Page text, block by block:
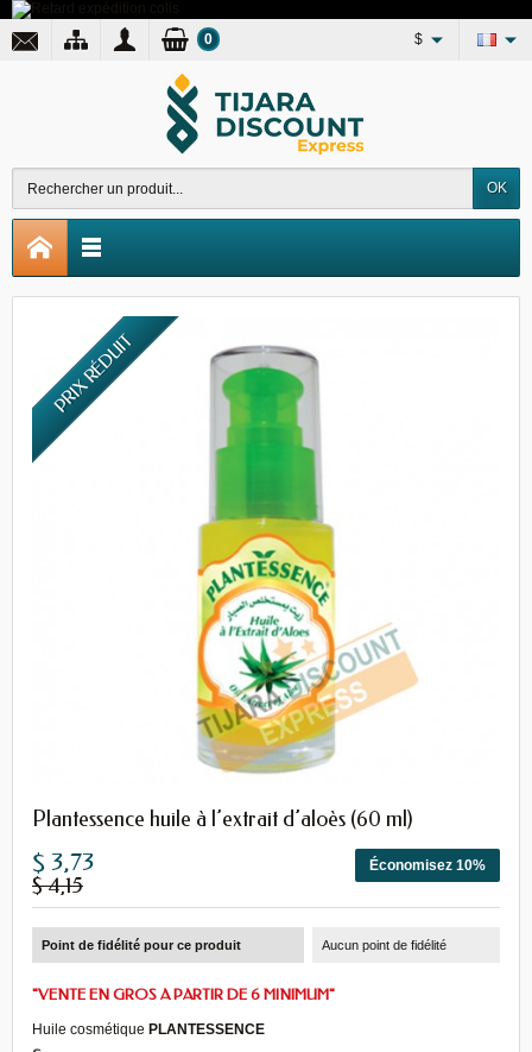
$
OK
0
PRIX RÉDUIT
Plantessence huile à l’extrait d’aloès (60 ml)
Économisez 10%
$ 3,73
$ 4,15
Point de fidélité pour ce produit Aucun point de fidélité
"VENTE EN GROS A PARTIR DE 6 MINIMUM"
Huile cosmétique PLANTESSENCE